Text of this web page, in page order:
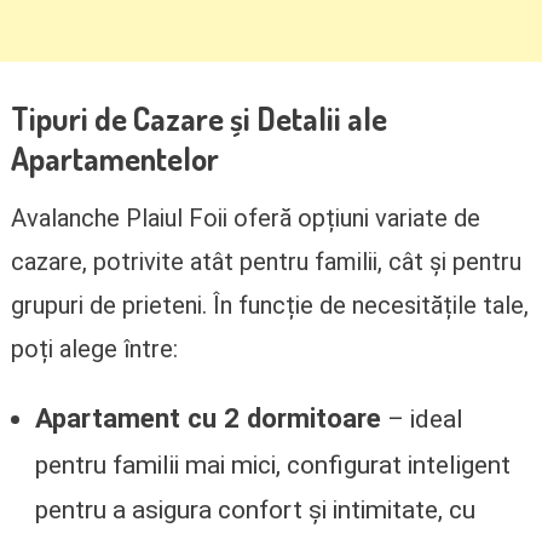
Tipuri de Cazare și Detalii ale
Apartamentelor
Avalanche Plaiul Foii oferă opțiuni variate de
cazare, potrivite atât pentru familii, cât și pentru
grupuri de prieteni. În funcție de necesitățile tale,
poți alege între:
Apartament cu 2 dormitoare – ideal
pentru familii mai mici, configurat inteligent
pentru a asigura confort și intimitate, cu